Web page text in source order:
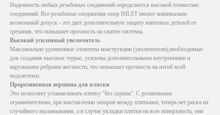
Надежность любых резьбовых соединений определяется высокой точностью
соединений. Все резьбовые соединения опор HILST имеют минимально
возможный допуск - это дает дополнительную защиту винтовых деталей от
срезания, что повышает прочность на сжатие системы.
Высокий усиленный увеличитель
Максимально удлиненные элементы конструкции (увеличители);необходимые
для создания высоких террас, усилены дополнительными внутренними и
наружными ребрами жесткости, что повышает прочность на изгиб всей
подсистемы
Прорезиненная вершина для плитки
Это позволяет устанавливать плитку "без скрипа". С резиновыми
ограничителями, при выставлении зазоров между плитками, теперь нет риска их
случайного выламывания, а в случае укладки плитки на всю поверхность, они